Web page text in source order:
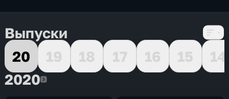
Выпуски
20
19 18 17 16 15
14
20202020